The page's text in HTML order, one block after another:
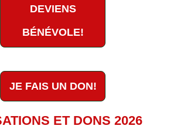
DEVIENS
BÉNÉVOLE!
JE FAIS UN DON!
ET DONS 2026